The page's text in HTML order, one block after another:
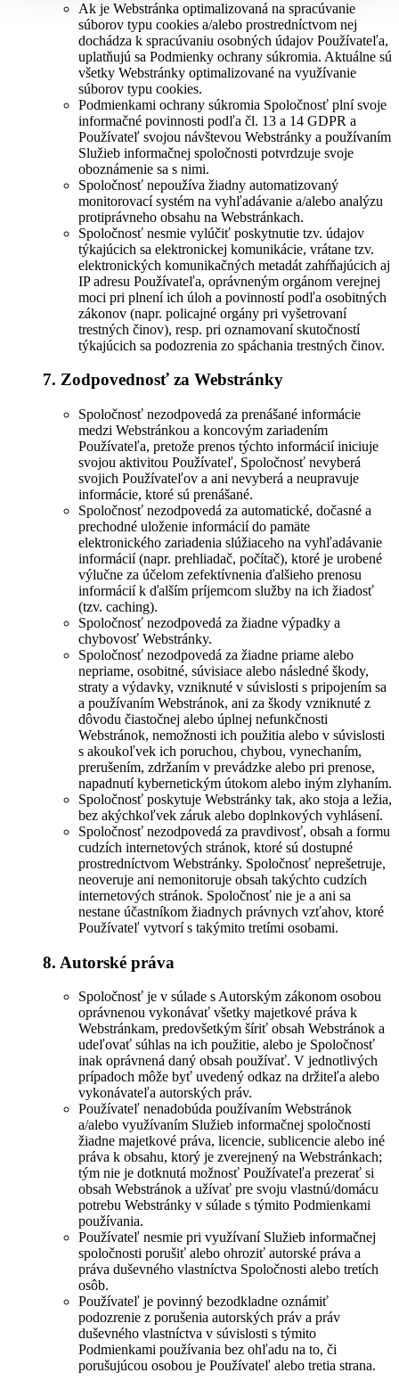
Ak je Webstránka optimalizovaná na spracúvanie
súborov typu cookies a/alebo prostredníctvom nej
dochádza k spracúvaniu osobných údajov Používateľa,
uplatňujú sa Podmienky ochrany súkromia. Aktuálne sú
všetky Webstránky optimalizované na využívanie
súborov typu cookies.
Podmienkami ochrany súkromia Spoločnosť plní svoje
informačné povinnosti podľa čl. 13 a 14 GDPR a
Používateľ svojou návštevou Webstránky a používaním
Služieb informačnej spoločnosti potvrdzuje svoje
oboznámenie sa s nimi.
Spoločnosť nepoužíva žiadny automatizovaný
monitorovací systém na vyhľadávanie a/alebo analýzu
protiprávneho obsahu na Webstránkach.
Spoločnosť nesmie vylúčiť poskytnutie tzv. údajov
týkajúcich sa elektronickej komunikácie, vrátane tzv.
elektronických komunikačných metadát zahŕňajúcich aj
IP adresu Používateľa, oprávneným orgánom verejnej
moci pri plnení ich úloh a povinností podľa osobitných
zákonov (napr. policajné orgány pri vyšetrovaní
trestných činov), resp. pri oznamovaní skutočností
týkajúcich sa podozrenia zo spáchania trestných činov.
7. Zodpovednosť za Webstránky
Spoločnosť nezodpovedá za prenášané informácie
medzi Webstránkou a koncovým zariadením
Používateľa, pretože prenos týchto informácií iniciuje
svojou aktivitou Používateľ, Spoločnosť nevyberá
svojich Používateľov a ani nevyberá a neupravuje
informácie, ktoré sú prenášané.
Spoločnosť nezodpovedá za automatické, dočasné a
prechodné uloženie informácií do pamäte
elektronického zariadenia slúžiaceho na vyhľadávanie
informácií (napr. prehliadač, počítač), ktoré je urobené
výlučne za účelom zefektívnenia ďalšieho prenosu
informácií k ďalším príjemcom služby na ich žiadosť
(tzv. caching).
Spoločnosť nezodpovedá za žiadne výpadky a
chybovosť Webstránky.
Spoločnosť nezodpovedá za žiadne priame alebo
nepriame, osobitné, súvisiace alebo následné škody,
straty a výdavky, vzniknuté v súvislosti s pripojením sa
a používaním Webstránok, ani za škody vzniknuté z
dôvodu čiastočnej alebo úplnej nefunkčnosti
Webstránok, nemožnosti ich použitia alebo v súvislosti
s akoukoľvek ich poruchou, chybou, vynechaním,
prerušením, zdržaním v prevádzke alebo pri prenose,
napadnutí kybernetickým útokom alebo iným zlyhaním.
Spoločnosť poskytuje Webstránky tak, ako stoja a ležia,
bez akýchkoľvek záruk alebo doplnkových vyhlásení.
Spoločnosť nezodpovedá za pravdivosť, obsah a formu
cudzích internetových stránok, ktoré sú dostupné
prostredníctvom Webstránky. Spoločnosť neprešetruje,
neoveruje ani nemonitoruje obsah takýchto cudzích
internetových stránok. Spoločnosť nie je a ani sa
nestane účastníkom žiadnych právnych vzťahov, ktoré
Používateľ vytvorí s takýmito tretími osobami.
8. Autorské práva
Spoločnosť je v súlade s Autorským zákonom osobou
oprávnenou vykonávať všetky majetkové práva k
Webstránkam, predovšetkým šíriť obsah Webstránok a
udeľovať súhlas na ich použitie, alebo je Spoločnosť
inak oprávnená daný obsah používať. V jednotlivých
prípadoch môže byť uvedený odkaz na držiteľa alebo
vykonávateľa autorských práv.
Používateľ nenadobúda používaním Webstránok
a/alebo využívaním Služieb informačnej spoločnosti
žiadne majetkové práva, licencie, sublicencie alebo iné
práva k obsahu, ktorý je zverejnený na Webstránkach;
tým nie je dotknutá možnosť Používateľa prezerať si
obsah Webstránok a užívať pre svoju vlastnú/domácu
potrebu Webstránky v súlade s týmito Podmienkami
používania.
Používateľ nesmie pri využívaní Služieb informačnej
spoločnosti porušiť alebo ohroziť autorské práva a
práva duševného vlastníctva Spoločnosti alebo tretích
osôb.
Používateľ je povinný bezodkladne oznámiť
podozrenie z porušenia autorských práv a práv
duševného vlastníctva v súvislosti s týmito
Podmienkami používania bez ohľadu na to, či
porušujúcou osobou je Používateľ alebo tretia strana.